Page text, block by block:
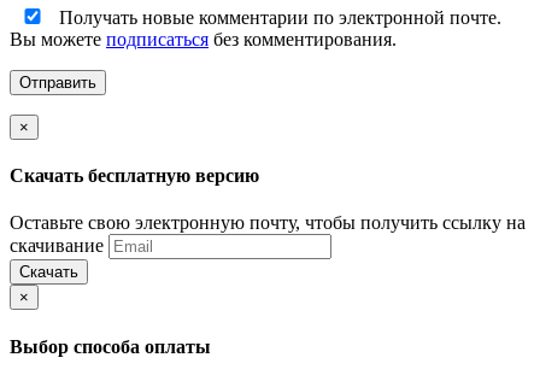
Получать новые комментарии по электронной почте.
Вы можете подписаться без комментирования.
×
Скачать бесплатную версию
Оставьте свою электронную почту, чтобы получить ссылку на
скачивание
Скачать
×
Выбор способа оплаты